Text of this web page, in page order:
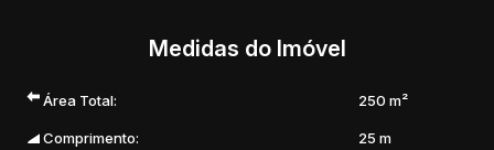
Medidas do Imóvel
Área Total: 250 m²
Comprimento: 25 m